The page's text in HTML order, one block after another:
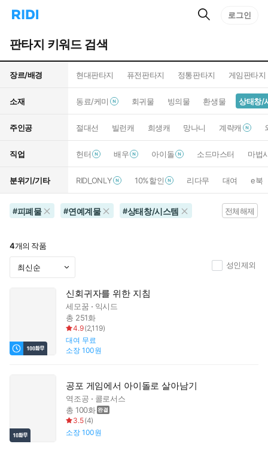
리
으
로
이
동
턴
트
검
색
검
로그인
판타지 키워드 검색
장르/배경 현대판타지 퓨전판타지 정통판타지 게임판타지
소재 동료/케미 회귀물 빙의물 환생물 상태창/
주인공 절대선 빌런캐 희생캐 망나니 계략캐
직업 헌터 배우 아이돌 소드마스터 마법
분위기/기타 RIDI_ONLY 10%할인 리다무 대여 e북
#피폐물 #연예계물 #상태창/시스템 전체해제
4개의 작품
성인제외
신회귀자를 위한 지침
세모꿈
익시드
총 251화
4.9(2,119)
대여 무료
소장 100원
공포 게임에서 아이돌로 살아남기
역조공
콜로서스
총 100화
3.5(4)
소장 100원